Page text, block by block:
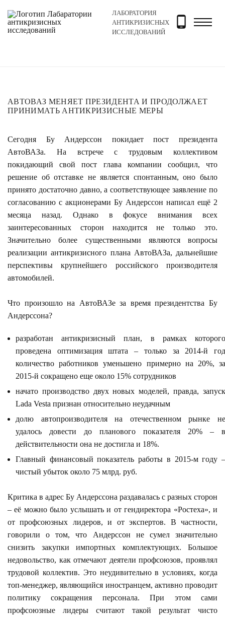
ЛАБОРАТОРИЯ
АНТИКРИЗИСНЫХ
ИССЛЕДОВАНИЙ
Главная Новости и блог Новости АвтоВАЗ
АВТОВАЗ МЕНЯЕТ ПРЕЗИДЕНТА И ПРОДОЛЖАЕТ
ПРИНИМАТЬ АНТИКРИЗИСНЫЕ МЕРЫ
Сегодня Бу Андерссон покидает пост президента
АвтоВАЗа. На встрече с трудовым коллективом
покидающий свой пост глава компании сообщил, что
решение об отставке не является спонтанным, оно было
принято достаточно давно, а соответствующее заявление по
согласованию с акционерами Бу Андерссон написал ещё 2
месяца назад. Однако в фокусе внимания всех
заинтересованных сторон находится не только это.
Значительно более существенными являются вопросы
реализации антикризисного плана АвтоВАЗа, дальнейшие
перспективы крупнейшего российского производителя
автомобилей.
Что произошло на АвтоВАЗе за время президентства Бу
Андерссона?
разработан антикризисный план, в рамках которого
проведена оптимизация штата – только за 2014-й год
количество работников уменьшено примерно на 20%, за
2015-й сокращено еще около 15% сотрудников
начато производство двух новых моделей, правда, запуск
Lada Vesta признан относительно неудачным
долю автопроизводителя на отечественном рынке не
удалось довести до планового показателя 20% – в
действительности она не достигла и 18%.
Главный финансовый показатель работы в 2015-м году –
чистый убыток около 75 млрд. руб.
Критика в адрес Бу Андерссона раздавалась с разных сторон
– её можно было услышать и от гендиректора «Ростеха», и
от профсоюзных лидеров, и от экспертов. В частности,
говорили о том, что Андерссон не сумел значительно
снизить закупки импортных комплектующих. Большое
недовольство, как отмечают деятели профсоюзов, проявлял
трудовой коллектив. Это неудивительно в условиях, когда
топ-менеджер, являющийся иностранцем, активно проводит
политику сокращения персонала. При этом сами
профсоюзные лидеры считают такой результат чисто